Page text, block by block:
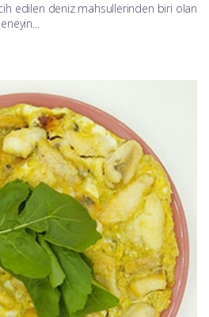
edilen deniz mahsullerinden biri olan